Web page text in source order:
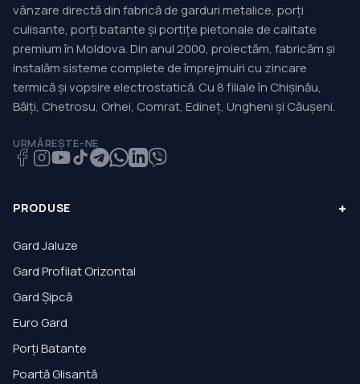
vânzare directă din fabrică de garduri metalice, porți
culisante, porți batante și portițe pietonale de calitate
premium în Moldova. Din anul 2000, proiectăm, fabricăm și
instalăm sisteme complete de împrejmuiri cu zincare
termică și vopsire electrostatică. Cu 8 filiale în Chișinău,
Bălți, Chetrosu, Orhei, Comrat, Edineț, Ungheni și Căușeni.
URMĂREȘTE-NE
PRODUSE +
Gard Jaluze
Gard Profilat Orizontal
Gard Șipcă
Euro Gard
Porți Batante
Poartă Glisantă